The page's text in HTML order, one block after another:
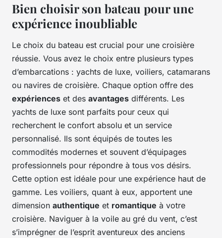
Bien choisir son bateau pour une
expérience inoubliable
Le choix du bateau est crucial pour une croisière
réussie. Vous avez le choix entre plusieurs types
d’embarcations : yachts de luxe, voiliers, catamarans
ou navires de croisière. Chaque option offre des
expériences et des avantages différents. Les
yachts de luxe sont parfaits pour ceux qui
recherchent le confort absolu et un service
personnalisé. Ils sont équipés de toutes les
commodités modernes et souvent d’équipages
professionnels pour répondre à tous vos désirs.
Cette option est idéale pour une expérience haut de
gamme. Les voiliers, quant à eux, apportent une
dimension authentique et romantique à votre
croisière. Naviguer à la voile au gré du vent, c’est
s’imprégner de l’esprit aventureux des anciens